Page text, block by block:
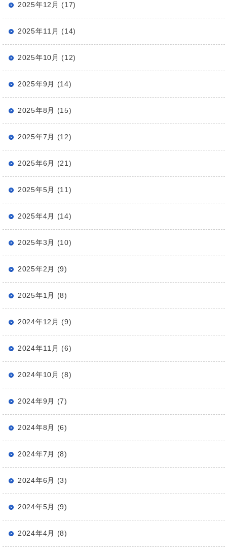
2025年12月 (17)
2025年11月 (14)
2025年10月 (12)
2025年9月 (14)
2025年8月 (15)
2025年7月 (12)
2025年6月 (21)
2025年5月 (11)
2025年4月 (14)
2025年3月 (10)
2025年2月 (9)
2025年1月 (8)
2024年12月 (9)
2024年11月 (6)
2024年10月 (8)
2024年9月 (7)
2024年8月 (6)
2024年7月 (8)
2024年6月 (3)
2024年5月 (9)
2024年4月 (8)